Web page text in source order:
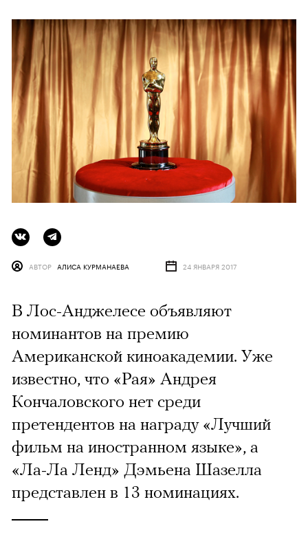
АВТОР АЛИСА КУРМАНАЕВА 24 ЯНВАРЯ 2017
В Лос-Анджелесе объявляют
номинантов на премию
Американской киноакадемии. Уже
известно, что «Рая» Андрея
Кончаловского нет среди
претендентов на награду «Лучший
фильм на иностранном языке», а
«Ла-Ла Ленд» Дэмьена Шазелла
представлен в 13 номинациях.